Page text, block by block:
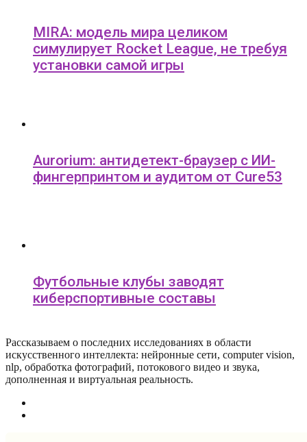
MIRA: модель мира целиком
симулирует Rocket League, не требуя
установки самой игры
Aurorium: антидетект-браузер с ИИ-
фингерпринтом и аудитом от Cure53
Футбольные клубы заводят
киберспортивные составы
Рассказываем о последних исследованиях в области
искусcтвенного интеллекта: нейронные сети, computer vision,
nlp, обработка фотографий, потокового видео и звука,
дополненная и виртуальная реальность.